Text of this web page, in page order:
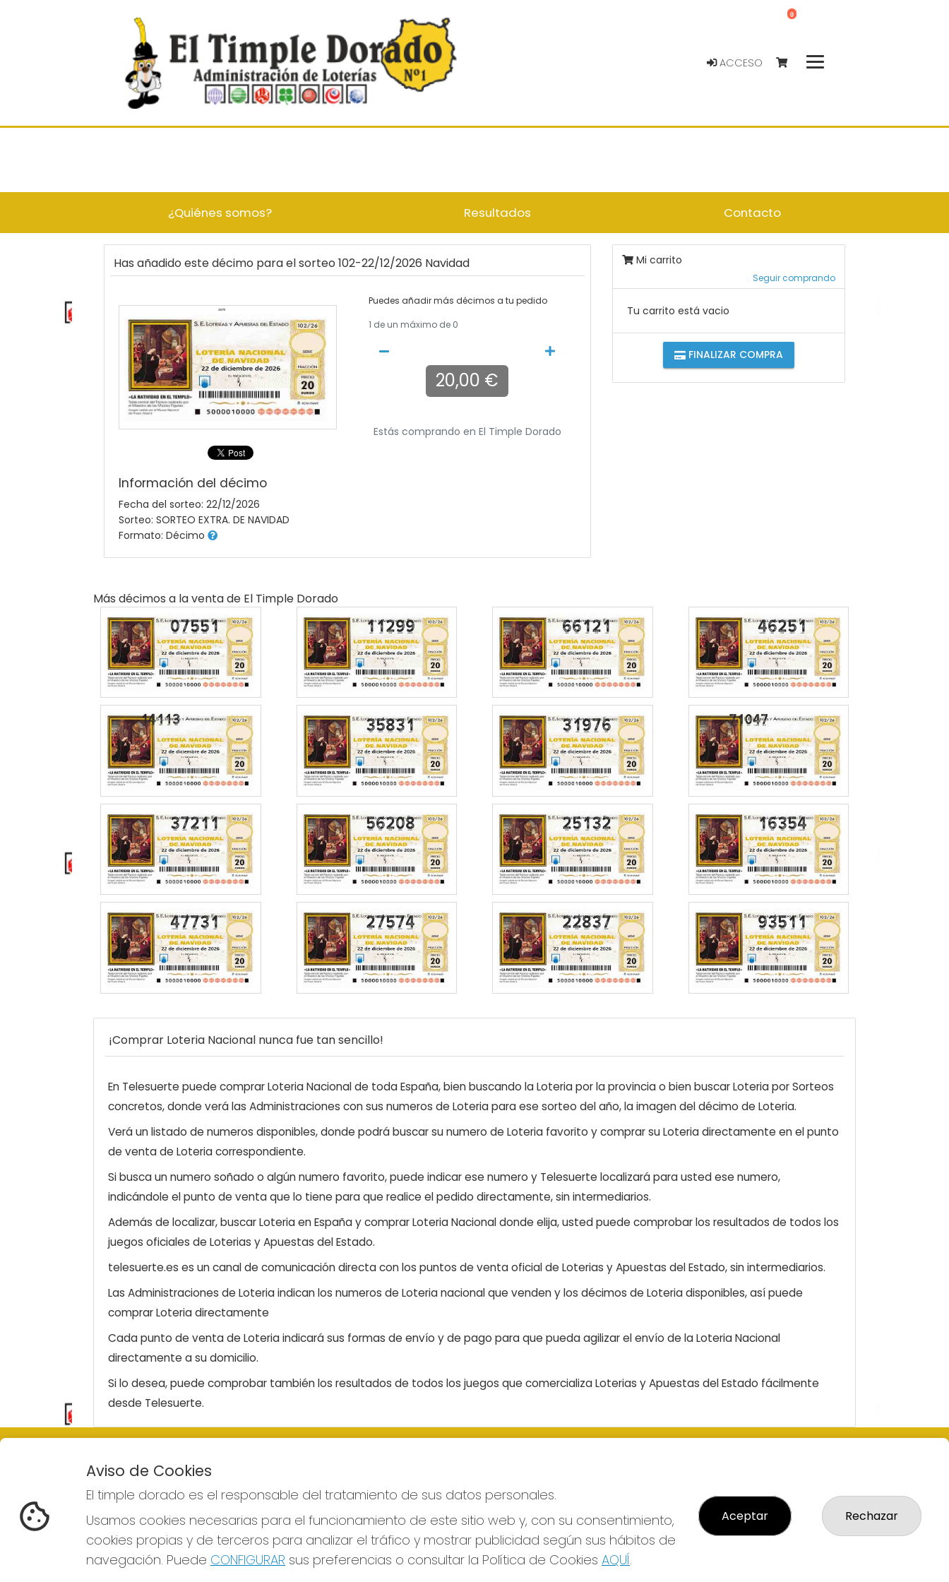
ACCESO
0
¿Quiénes somos? Resultados Contacto
Has añadido este décimo para el sorteo 102-22/12/2026 Navidad
22375
Información del décimo
Fecha del sorteo: 22/12/2026
Sorteo: SORTEO EXTRA. DE NAVIDAD
Formato: Décimo
Puedes añadir más décimos a tu pedido
1 de un máximo de 0
20,00 €
Estás comprando en El Timple Dorado
Mi carrito
Seguir comprando
Tu carrito está vacio
FINALIZAR COMPRA
Más décimos a la venta de El Timple Dorado
07551 11299 66121 46251
35831 31976
37211 56208 25132 16354
47731 27574 22837 93511
¡Comprar Loteria Nacional nunca fue tan sencillo!
En Telesuerte puede comprar Loteria Nacional de toda España, bien buscando la Loteria por la provincia o bien buscar Loteria por Sorteos
concretos, donde verá las Administraciones con sus numeros de Loteria para ese sorteo del año, la imagen del décimo de Loteria.
Verá un listado de numeros disponibles, donde podrá buscar su numero de Loteria favorito y comprar su Loteria directamente en el punto
de venta de Loteria correspondiente.
Si busca un numero soñado o algún numero favorito, puede indicar ese numero y Telesuerte localizará para usted ese numero,
indicándole el punto de venta que lo tiene para que realice el pedido directamente, sin intermediarios.
Además de localizar, buscar Loteria en España y comprar Loteria Nacional donde elija, usted puede comprobar los resultados de todos los
juegos oficiales de Loterias y Apuestas del Estado.
telesuerte.es es un canal de comunicación directa con los puntos de venta oficial de Loterias y Apuestas del Estado, sin intermediarios.
Las Administraciones de Loteria indican los numeros de Loteria nacional que venden y los décimos de Loteria disponibles, así puede
comprar Loteria directamente
Cada punto de venta de Loteria indicará sus formas de envío y de pago para que pueda agilizar el envío de la Loteria Nacional
directamente a su domicilio.
Si lo desea, puede comprobar también los resultados de todos los juegos que comercializa Loterias y Apuestas del Estado fácilmente
desde Telesuerte.
EL TIMPLE DORADO
¿Quiénes somos?
Comprar lotería
Resultados
Empresas
Boletos digitales
Acceso
ADMINISTRACION DE LOTERIAS Nº1-
LAS PALMAS - Receptor Oficial
928317168
web@eltimpledorado.com
Calle Mendizábal 1 - Local 11, Las Palmas
Política de Privacidad
Política de Cookies
Condiciones de Compra
Aviso de Cookies
El timple dorado es el responsable del tratamiento de sus datos personales.
Usamos cookies necesarias para el funcionamiento de este sitio web y, con su consentimiento,
cookies propias y de terceros para analizar el tráfico y mostrar publicidad según sus hábitos de
navegación. Puede CONFIGURAR sus preferencias o consultar la Política de Cookies AQUÍ.
Aceptar Rechazar